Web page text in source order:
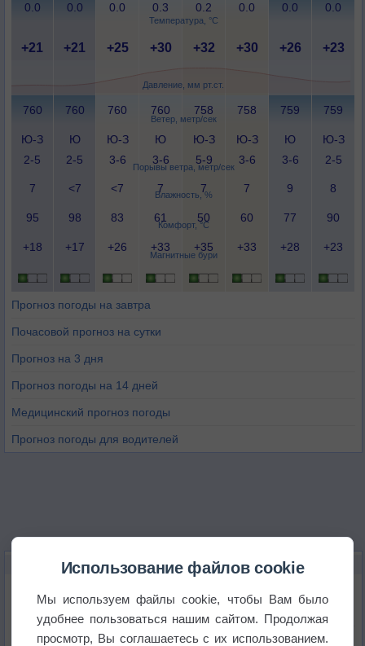
Температура, °C
Давление, мм рт.ст.
Ветер, метр/сек
Порывы ветра, метр/сек
Влажность, %
Комфорт, °C
Магнитные бури
0.0 0.0 0.0 0.3 0.2 0.0 0.0 0.0
+21 +21 +25 +30 +32 +30 +26 +23
760 760 760 760 758 758 759 759
Ю-З
2-5
Ю
2-5
Ю-З
3-6
Ю
3-6
Ю-З
5-9
Ю-З
3-6
Ю
3-6
Ю-З
2-5
7 <7 <7 7 7 7 9 8
95 98 83 61 50 60 77 90
+18 +17 +26 +33 +35 +33 +28 +23
Прогноз погоды на завтра
Почасовой прогноз на сутки
Прогноз на 3 дня
Прогноз погоды на 14 дней
Медицинский прогноз погоды
Прогноз погоды для водителей
НОВОЕ О ПОГОДЕ
историю
В Центральной России наступают самые жаркие
Использование файлов cookie
Мы используем файлы cookie, чтобы Вам было
удобнее пользоваться нашим сайтом. Продолжая
просмотр, Вы соглашаетесь с их использованием.